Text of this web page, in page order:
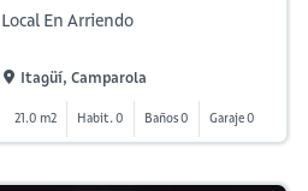
Local En Arriendo
Itagüí, Camparola
21.0 m2 Habit. 0 Baños 0 Garaje 0